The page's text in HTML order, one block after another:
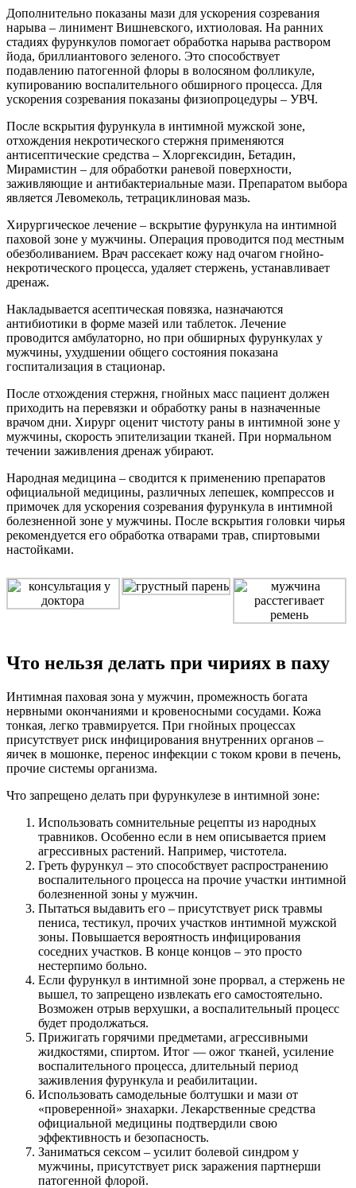
Дополнительно показаны мази для ускорения созревания
нарыва – линимент Вишневского, ихтиоловая. На ранних
стадиях фурункулов помогает обработка нарыва раствором
йода, бриллиантового зеленого. Это способствует
подавлению патогенной флоры в волосяном фолликуле,
купированию воспалительного обширного процесса. Для
ускорения созревания показаны физиопроцедуры – УВЧ.
После вскрытия фурункула в интимной мужской зоне,
отхождения некротического стержня применяются
антисептические средства – Хлоргексидин, Бетадин,
Мирамистин – для обработки раневой поверхности,
заживляющие и антибактериальные мази. Препаратом выбора
является Левомеколь, тетрациклиновая мазь.
Хирургическое лечение – вскрытие фурункула на интимной
паховой зоне у мужчины. Операция проводится под местным
обезболиванием. Врач рассекает кожу над очагом гнойно-
некротического процесса, удаляет стержень, устанавливает
дренаж.
Накладывается асептическая повязка, назначаются
антибиотики в форме мазей или таблеток. Лечение
проводится амбулаторно, но при обширных фурункулах у
мужчины, ухудшении общего состояния показана
госпитализация в стационар.
После отхождения стержня, гнойных масс пациент должен
приходить на перевязки и обработку раны в назначенные
врачом дни. Хирург оценит чистоту раны в интимной зоне у
мужчины, скорость эпителизации тканей. При нормальном
течении заживления дренаж убирают.
Народная медицина – сводится к применению препаратов
официальной медицины, различных лепешек, компрессов и
примочек для ускорения созревания фурункула в интимной
болезненной зоне у мужчины. После вскрытия головки чирья
рекомендуется его обработка отварами трав, спиртовыми
настойками.
Что нельзя делать при чириях в паху
Интимная паховая зона у мужчин, промежность богата
нервными окончаниями и кровеносными сосудами. Кожа
тонкая, легко травмируется. При гнойных процессах
присутствует риск инфицирования внутренних органов –
яичек в мошонке, перенос инфекции с током крови в печень,
прочие системы организма.
Что запрещено делать при фурункулезе в интимной зоне:
Использовать сомнительные рецепты из народных
травников. Особенно если в нем описывается прием
агрессивных растений. Например, чистотела.
Греть фурункул – это способствует распространению
воспалительного процесса на прочие участки интимной
болезненной зоны у мужчин.
Пытаться выдавить его – присутствует риск травмы
пениса, тестикул, прочих участков интимной мужской
зоны. Повышается вероятность инфицирования
соседних участков. В конце концов – это просто
нестерпимо больно.
Если фурункул в интимной зоне прорвал, а стержень не
вышел, то запрещено извлекать его самостоятельно.
Возможен отрыв верхушки, а воспалительный процесс
будет продолжаться.
Прижигать горячими предметами, агрессивными
жидкостями, спиртом. Итог — ожог тканей, усиление
воспалительного процесса, длительный период
заживления фурункула и реабилитации.
Использовать самодельные болтушки и мази от
«проверенной» знахарки. Лекарственные средства
официальной медицины подтвердили свою
эффективность и безопасность.
Заниматься сексом – усилит болевой синдром у
мужчины, присутствует риск заражения партнерши
патогенной флорой.